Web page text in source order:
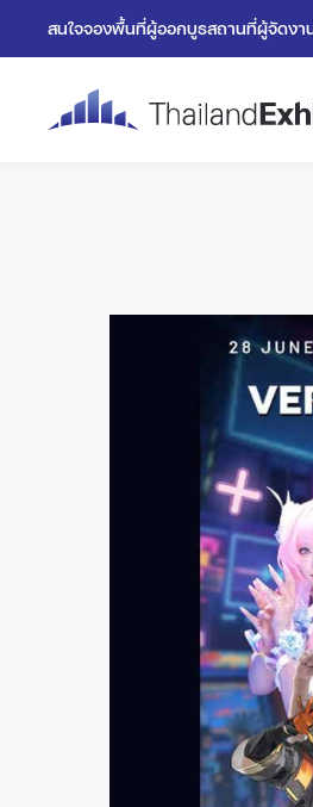
สนใจจองพื้นที่ผู้ออกบูธสถานที่ผู้จัดงา